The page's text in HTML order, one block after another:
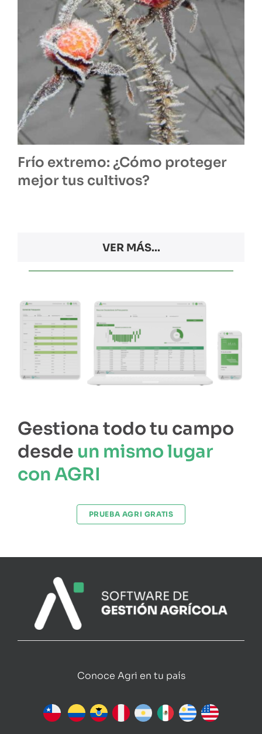
Frío extremo: ¿Cómo proteger
mejor tus cultivos?
VER MÁS...
Gestiona todo tu campo
desde un mismo lugar
con AGRI
PRUEBA AGRI GRATIS
Conoce Agri en tu país